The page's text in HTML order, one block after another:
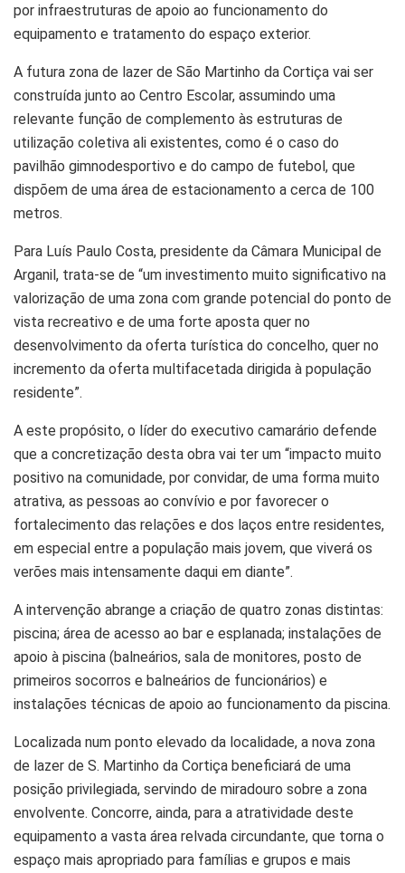
por infraestruturas de apoio ao funcionamento do
equipamento e tratamento do espaço exterior.
A futura zona de lazer de São Martinho da Cortiça vai ser
construída junto ao Centro Escolar, assumindo uma
relevante função de complemento às estruturas de
utilização coletiva ali existentes, como é o caso do
pavilhão gimnodesportivo e do campo de futebol, que
dispõem de uma área de estacionamento a cerca de 100
metros.
Para Luís Paulo Costa, presidente da Câmara Municipal de
Arganil, trata-se de “um investimento muito significativo na
valorização de uma zona com grande potencial do ponto de
vista recreativo e de uma forte aposta quer no
desenvolvimento da oferta turística do concelho, quer no
incremento da oferta multifacetada dirigida à população
residente”.
A este propósito, o líder do executivo camarário defende
que a concretização desta obra vai ter um “impacto muito
positivo na comunidade, por convidar, de uma forma muito
atrativa, as pessoas ao convívio e por favorecer o
fortalecimento das relações e dos laços entre residentes,
em especial entre a população mais jovem, que viverá os
verões mais intensamente daqui em diante”.
A intervenção abrange a criação de quatro zonas distintas:
piscina; área de acesso ao bar e esplanada; instalações de
apoio à piscina (balneários, sala de monitores, posto de
primeiros socorros e balneários de funcionários) e
instalações técnicas de apoio ao funcionamento da piscina.
Localizada num ponto elevado da localidade, a nova zona
de lazer de S. Martinho da Cortiça beneficiará de uma
posição privilegiada, servindo de miradouro sobre a zona
envolvente. Concorre, ainda, para a atratividade deste
equipamento a vasta área relvada circundante, que torna o
espaço mais apropriado para famílias e grupos e mais